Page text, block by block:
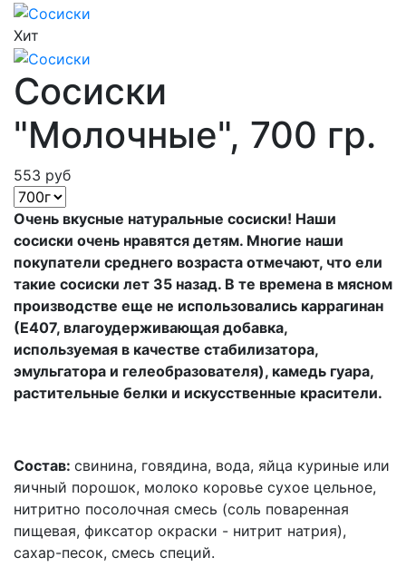
Хит
Сосиски
"Молочные", 700 гр.
553 руб
Очень вкусные натуральные сосиски! Наши
сосиски очень нравятся детям. Многие наши
покупатели среднего возраста отмечают, что ели
такие сосиски лет 35 назад. В те времена в мясном
производстве еще не использовались каррагинан
(Е407, влагоудерживающая добавка,
используемая в качестве стабилизатора,
эмульгатора и гелеобразователя), камедь гуара,
растительные белки и искусственные красители.
Состав: свинина, говядина, вода, яйца куриные или
яичный порошок, молоко коровье сухое цельное,
нитритно посолочная смесь (соль поваренная
пищевая, фиксатор окраски - нитрит натрия),
сахар-песок, смесь специй.